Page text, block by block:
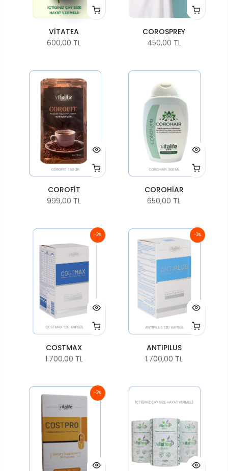
VİTATEA
600,00 TL
COROSPREY
450,00 TL
COROFİT
999,00 TL
COROHİAR
650,00 TL
-3%
COSTMAX
1.700,00 TL
-3%
ANTIPILUS
1.700,00 TL
-3%